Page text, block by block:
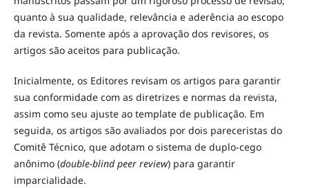
quanto à sua qualidade, relevância e aderência ao escopo
da revista. Somente após a aprovação dos revisores, os
artigos são aceitos para publicação.
Inicialmente, os Editores revisam os artigos para garantir
sua conformidade com as diretrizes e normas da revista,
assim como seu ajuste ao template de publicação. Em
seguida, os artigos são avaliados por dois pareceristas do
Comitê Técnico, que adotam o sistema de duplo-cego
anônimo (double-blind peer review) para garantir
imparcialidade.